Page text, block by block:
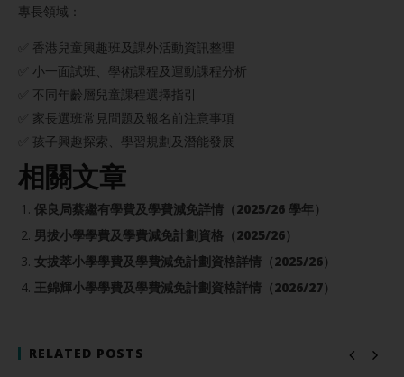
專長領域：
✅ 香港兒童興趣班及課外活動資訊整理
✅ 小一面試班、學術課程及運動課程分析
✅ 不同年齡層兒童課程選擇指引
✅ 家長選班常見問題及報名前注意事項
✅ 孩子興趣探索、學習規劃及潛能發展
相關文章
保良局蔡繼有學費及學費減免詳情（2025/26 學年）
男拔小學學費及學費減免計劃資格（2025/26）
女拔萃小學學費及學費減免計劃資格詳情（2025/26）
王錦輝小學學費及學費減免計劃資格詳情（2026/27）
RELATED POSTS